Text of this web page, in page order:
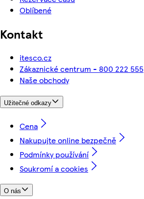
Oblíbené
Kontakt
itesco.cz
Zákaznické centrum - 800 222 555
Naše obchody
Užitečné odkazy
Cena
Nakupujte online bezpečně
Podmínky používání
Soukromí a cookies
O nás